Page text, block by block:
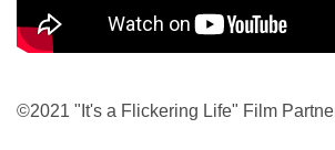
©2021 "It's a Flickering Life" Film